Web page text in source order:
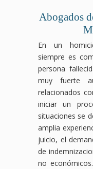
Abogados
En un
siempre es
persona
muy fuerte
relacionados
iniciar un
situaciones se
amplia
juicio, el
de
no